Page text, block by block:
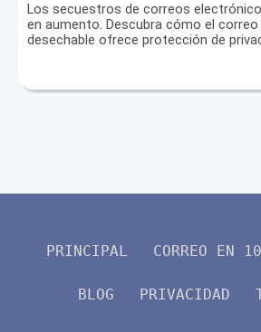
Los secuestros de correos
en aumento. Descubra cómo el
desechable ofrece protección de
PRINCIPAL CORREO EN
BLOG PRIVACIDAD